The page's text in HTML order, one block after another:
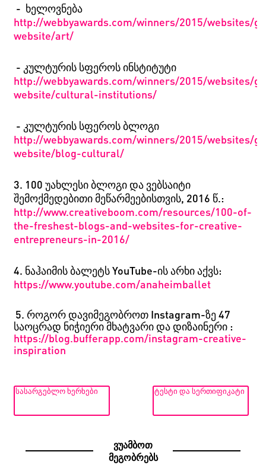
- ხელოვნება
http://webbyawards.com/winners/2015/websites/
website/art/
- კულტურის სფეროს ინსტიტუტი
http://webbyawards.com/winners/2015/websites/
website/cultural-institutions/
- კულტურის სფეროს ბლოგი
http://webbyawards.com/winners/2015/websites/
website/blog-cultural/
3. 100 უახლესი ბლოგი და ვებსაიტი
შემოქმედებითი მეწარმეებისთვის, 2016 წ.:
http://www.creativeboom.com/resources/100-of-
the-freshest-blogs-and-websites-for-creative-
entrepreneurs-in-2016/
4. ნაჰაიმის ბალეტს YouTube-ის არხი აქვს:
https://www.youtube.com/anaheimballet
5. 5.როგორ დავიმეგობროთ Instagram-ზე 47
საოცრად ნიჭიერი მხატვარი და დიზაინერი :
https://blog.bufferapp.com/instagram-creative-
inspiration
ᲡᲐᲡᲐᲠᲒᲔᲑᲚᲝ ᲮᲔᲠᲮᲔᲑᲘ ᲢᲔᲡᲢᲘ ᲓᲐ ᲡᲔᲠᲗᲘᲤᲘᲙᲐᲢᲘ
ვუამბოთ
მეგობრებს